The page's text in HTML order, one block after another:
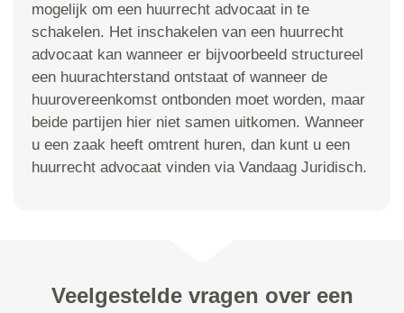
mogelijk om een huurrecht advocaat in te
schakelen. Het inschakelen van een huurrecht
advocaat kan wanneer er bijvoorbeeld structureel
een huurachterstand ontstaat of wanneer de
huurovereenkomst ontbonden moet worden, maar
beide partijen hier niet samen uitkomen. Wanneer
u een zaak heeft omtrent huren, dan kunt u een
huurrecht advocaat vinden via Vandaag Juridisch.
Veelgestelde vragen over een